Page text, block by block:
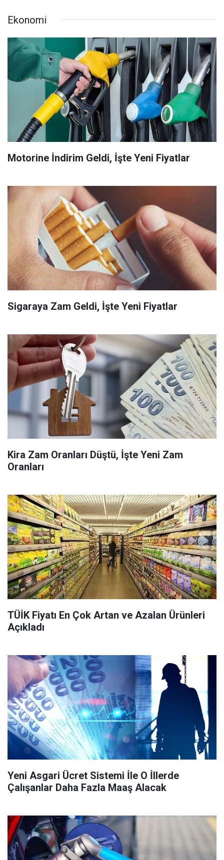
Ekonomi
Motorine İndirim Geldi, İşte Yeni Fiyatlar
Sigaraya Zam Geldi, İşte Yeni Fiyatlar
Kira Zam Oranları Düştü, İşte Yeni Zam
Oranları
TÜİK Fiyatı En Çok Artan ve Azalan Ürünleri
Açıkladı
Yeni Asgari Ücret Sistemi İle O İllerde
Çalışanlar Daha Fazla Maaş Alacak